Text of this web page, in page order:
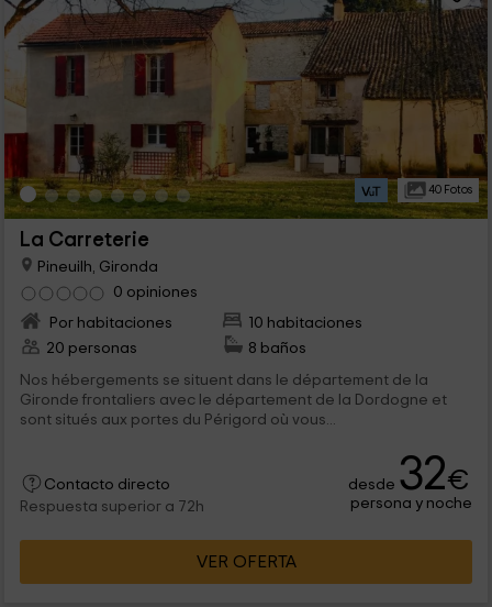
40 Fotos
La Carreterie
Pineuilh, Gironda
0 opiniones
Por habitaciones
10 habitaciones
20 personas
8 baños
Nos hébergements se situent dans le département de la
Gironde frontaliers avec le département de la Dordogne et
sont situés aux portes du Périgord où vous...
Contacto directo
Respuesta superior a 72h
desde 32€
persona y noche
VER OFERTA